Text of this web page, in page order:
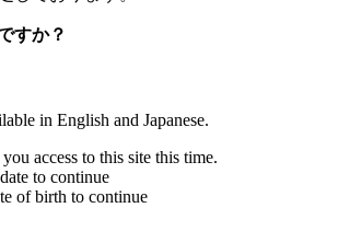
すか？
in English and Japanese.
access to this site this time.
to continue
of birth to continue